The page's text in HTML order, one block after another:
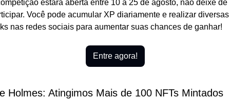
estará aberta entre 10 a 25 de agosto, não deixe de
Você pode acumular XP diariamente e realizar diversas
nas redes sociais para aumentar suas chances de ganhar!
Entre agora!
Holmes: Atingimos Mais de 100 NFTs Mintados